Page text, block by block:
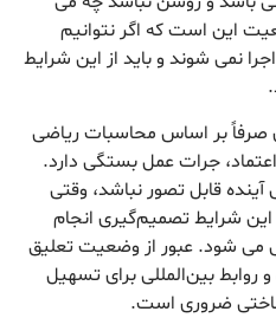
این است که اگر نتوانیم
نمی شوند و باید از این شرایط
صرفاً بر اساس محاسبات ریاضی
جرات عمل بستگی دارد.
آینده قابل تصور نباشد، وقتی
این شرایط تصمیم‌گیری انجام
می شود. عبور از وضعیت تعلیق
بین‌المللی برای تسهیل
ضروری است.